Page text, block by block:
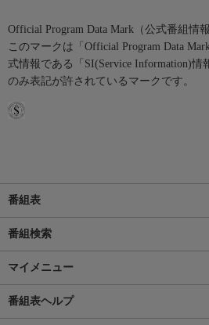
Official Program Data Mark（公式番組情
このマークは「Official Program Data
式情報である「SI(Service Information)情
のみ表記が許されているマークです。
番組表
番組検索
マイメニュー
番組表ヘルプ